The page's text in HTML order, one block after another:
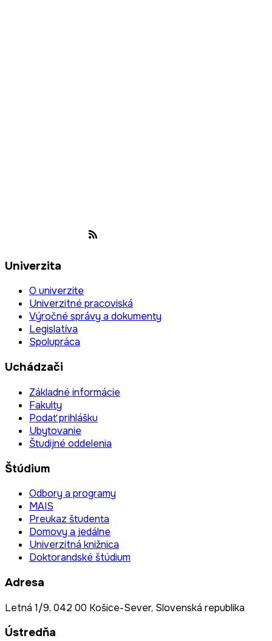
Univerzita
O univerzite
Univerzitné pracoviská
Výročné správy a dokumenty
Legislatíva
Spolupráca
Uchádzači
Základné informácie
Fakulty
Podať prihlášku
Ubytovanie
Študijné oddelenia
Štúdium
Odbory a programy
MAIS
Preukaz študenta
Domovy a jedálne
Univerzitná knižnica
Doktorandské štúdium
Adresa
Letná 1/9, 042 00 Košice-Sever, Slovenská republika
Ústredňa